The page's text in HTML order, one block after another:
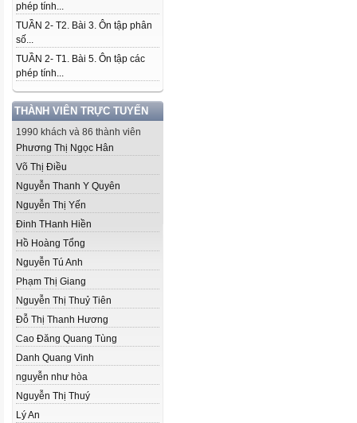
phép tính...
TUẦN 2- T2. Bài 3. Ôn tập phân
số...
TUẦN 2- T1. Bài 5. Ôn tập các
phép tính...
THÀNH VIÊN TRỰC TUYẾN
1990 khách và 86 thành viên
Phương Thị Ngọc Hân
Võ Thị Điều
Nguyễn Thanh Y Quyên
Nguyễn Thị Yến
Đinh THanh Hiền
Hồ Hoàng Tổng
Nguyễn Tú Anh
Phạm Thị Giang
Nguyễn Thị Thuỷ Tiên
Đỗ Thị Thanh Hương
Cao Đăng Quang Tùng
Danh Quang Vinh
nguyễn như hòa
Nguyễn Thị Thuý
Lý An